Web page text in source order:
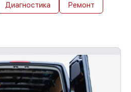
Диагностика Ремонт